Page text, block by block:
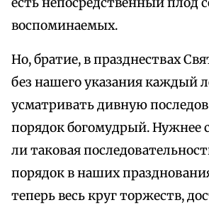
воспоминаемых.
Но, братие, в празднествах
без нашего указания каждый
усматривать дивную
порядок богомудрый. Нужнее
ли таковая
порядок в наших
теперь весь круг торжеств,